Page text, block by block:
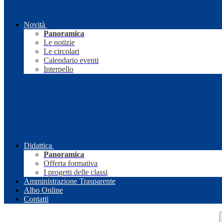
Novità
Panoramica
Le notizie
Le circolari
Calendario eventi
Interpello
Didattica
Panoramica
Offerta formativa
I progetti delle classi
Amministrazione Trasparente
Albo Online
Contatti